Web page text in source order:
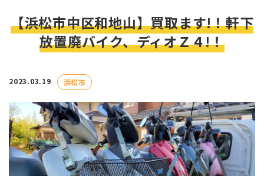
【浜松市中区和地山】買取ます!！軒下
放置廃バイク、ディオＺ４!！
2023.03.19 浜松市